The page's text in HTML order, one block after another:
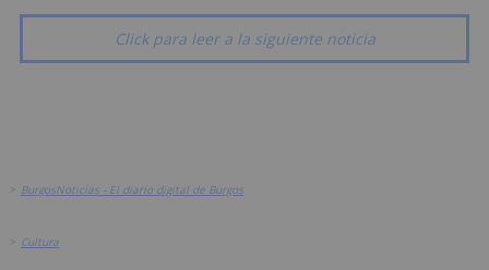
Click para leer a la siguiente noticia
> BurgosNoticias - El diario digital de Burgos
> Cultura